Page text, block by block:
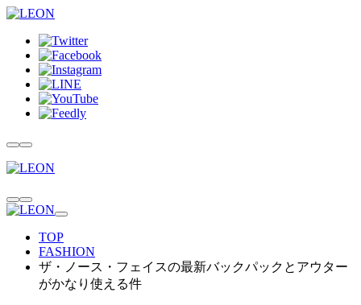
TOP
FASHION
ザ・ノース・フェイスの最新バックパックとアウター
がかなり使える件